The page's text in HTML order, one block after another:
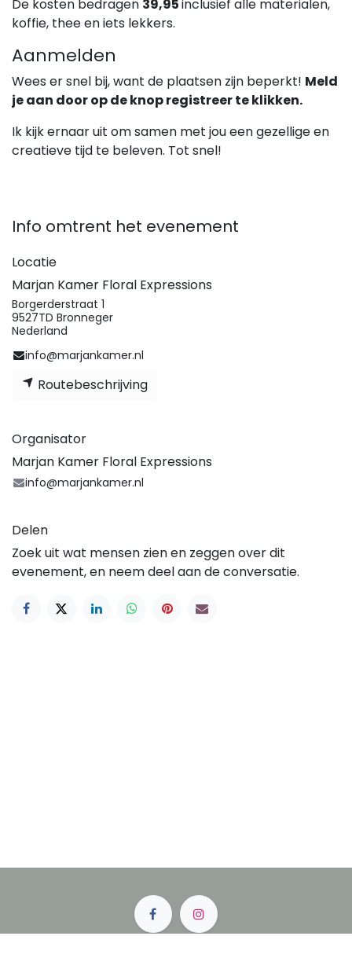
De kosten bedragen 39,95inclusief alle materialen,
koffie, thee en iets lekkers.
Aanmelden
Wees er snel bij, want de plaatsen zijn beperkt! Meld
je aan door op de knop registreer te klikken.
Ik kijk ernaar uit om samen met jou een gezellige en
creatieve tijd te beleven. Tot snel!
Info omtrent het evenement
Locatie
Marjan Kamer Floral Expressions
Borgerderstraat 1
9527TD Bronneger
Nederland
info@marjankamer.nl
Routebeschrijving
Organisator
Marjan Kamer Floral Expressions
info@marjankamer.nl
Delen
Zoek uit wat mensen zien en zeggen over dit
evenement, en neem deel aan de conversatie.